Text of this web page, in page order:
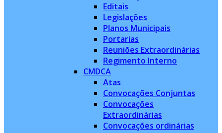
Editais
Legislações
Planos Municipais
Portarias
Reuniões Extraordinárias
Regimento Interno
CMDCA
Atas
Convocações Conjuntas
Convocações
Extraordinárias
Convocações ordinárias